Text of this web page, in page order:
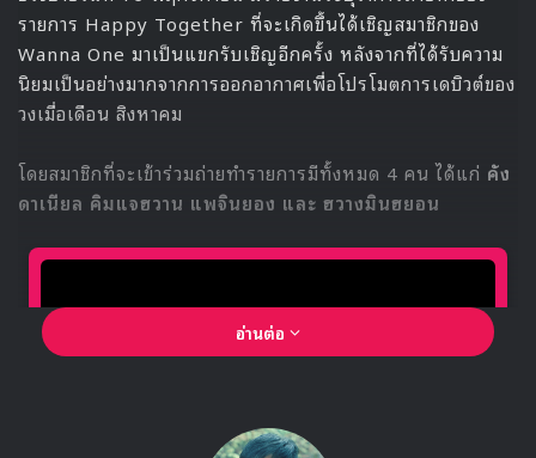
แต่เรื่องก็ยังไม่จบ เมื่อถ้วยที่ KARD ได้กลับมาไม่ใช่ชื่อวงตัวเอง
แต่กลับเป็นชื่อของWanna Oneทำให้ BM สมาชิกของวงต้อง
รอแลกรางวัลอีกรอบ
ดูโมเมนต์นี้ในคลิปข้างล่างกันได้